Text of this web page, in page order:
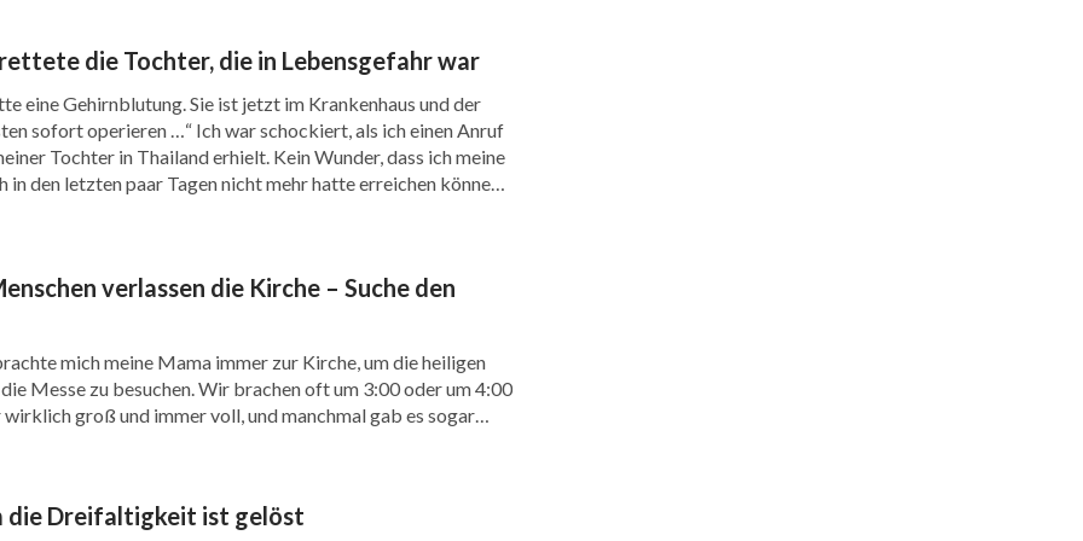
meinen Glauben an Gott und beklagte
beschützt. Ich hatte überhaupt keinen
mir offenbart, dass mein Glaube an Gott
als er vor dem Verlust seines ganzen
Gottes loben. Am Ende erhielt er die
verbirgt sich Gottes gute Absicht hinter
Vertrauen in Gott. Unabhängig davon, ob
ich meinen Glauben an Gott nicht
für Ihn, und Er kann einen Toten
Krankheit. So kam ich vor Gott und
die Tochter, die in Lebensgefahr war
eine Gehirnblutung. Sie ist jetzt im Krankenhaus und der
sofort operieren …“ Ich war schockiert, als ich einen Anruf
Tochter in Thailand erhielt. Kein Wunder, dass ich meine
in den letzten paar Tagen nicht mehr hatte erreichen können.
verlassen die Kirche – Suche den
mich meine Mama immer zur Kirche, um die heiligen
Messe zu besuchen. Wir brachen oft um 3:00 oder um 4:00
groß und immer voll, und manchmal gab es sogar
die Dreifaltigkeit ist gelöst